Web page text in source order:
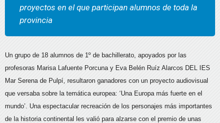
proyectos en el que participan alumnos de toda la
provincia
Un grupo de 18 alumnos de 1º de bachillerato, apoyados por las
profesoras Marisa Lafuente Porcuna y Eva Belén Ruíz Alarcos DEL IES
Mar Serena de Pulpí, resultaron ganadores con un proyecto audiovisual
que versaba sobre la temática europea: ‘Una Europa más fuerte en el
mundo’. Una espectacular recreación de los personajes más importantes
de la historia continental les valió para alzarse con el premio de unas